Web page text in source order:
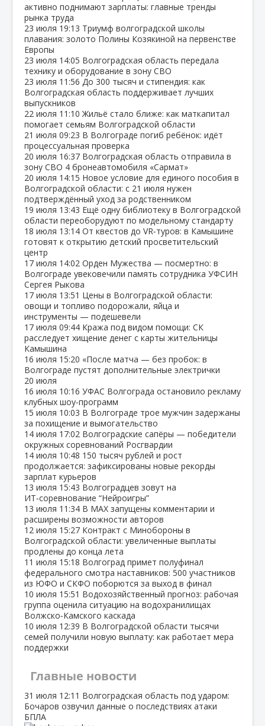
активно поднимают зарплаты: главные тренды
рынка труда
23 июля 19:13 Триумф волгоградской школы
плавания: золото Полины Козякиной на первенстве
Европы
23 июля 14:05 Волгоградская область передала
технику и оборудование в зону СВО
23 июля 11:56 До 300 тысяч и стипендия: как
Волгоградская область поддерживает лучших
выпускников
22 июля 11:10 Жильё стало ближе: как маткапитал
помогает семьям Волгоградской области
21 июля 09:23 В Волгограде погиб ребёнок: идёт
процессуальная проверка
20 июля 16:37 Волгоградская область отправила в
зону СВО 4 бронеавтомобиля «Сармат»
20 июля 14:15 Новое условие для единого пособия в
Волгоградской области: с 21 июля нужен
подтверждённый уход за родственником
19 июля 13:43 Ещё одну библиотеку в Волгоградской
области переоборудуют по модельному стандарту
18 июля 13:14 От квестов до VR‑туров: в Камышине
готовят к открытию детский просветительский
центр
17 июля 14:02 Орден Мужества — посмертно: в
Волгограде увековечили память сотрудника УФСИН
Сергея Рыкова
17 июля 13:51 Цены в Волгоградской области:
овощи и топливо подорожали, яйца и
инструменты — подешевели
17 июля 09:44 Кража под видом помощи: СК
расследует хищение денег с карты жительницы
Камышина
16 июля 15:20 «После матча — без пробок: в
Волгограде пустят дополнительные электрички
20 июля
16 июля 10:16 УФАС Волгограда остановило рекламу
клубных шоу‑программ
15 июля 10:03 В Волгограде трое мужчин задержаны
за похищение и вымогательство
14 июля 17:02 Волгоградские сапёры — победители
окружных соревнований Росгвардии
14 июля 10:48 150 тысяч рублей и рост
продолжается: зафиксированы новые рекорды
зарплат курьеров
13 июля 15:43 Волгоградцев зовут на
ИТ‑соревнование “Нейроигры”
13 июля 11:34 В МАХ запущены комментарии и
расширены возможности авторов
12 июля 15:27 Контракт с Минобороны в
Волгоградской области: увеличенные выплаты
продлены до конца лета
11 июля 15:18 Волгоград примет полуфинал
федерального смотра наставников: 500 участников
из ЮФО и СКФО поборются за выход в финал
10 июля 15:51 Водохозяйственный прогноз: рабочая
группа оценила ситуацию на водохранилищах
Волжско‑Камского каскада
10 июля 12:39 В Волгоградской области тысячи
семей получили новую выплату: как работает мера
поддержки
Главные новости
31 июля 12:11 Волгоградская область под ударом:
Бочаров озвучил данные о последствиях атаки
БПЛА